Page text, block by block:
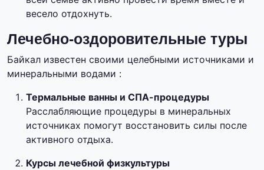
весело отдохнуть.
Лечебно-оздоровительные туры
Байкал известен своими целебными источниками и
минеральными водами :
Термальные ванны и СПА-процедуры
Расслабляющие процедуры в минеральных
источниках помогут восстановить силы после
активного отдыха.
Курсы лечебной физкультуры